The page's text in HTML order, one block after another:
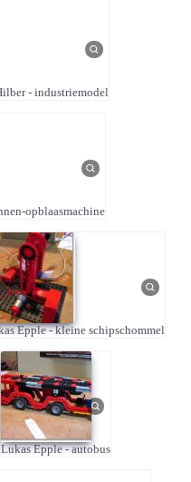
- industriemodel
opblaasmachine
Epple - kleine schipschommel
Lukas Epple - autobus